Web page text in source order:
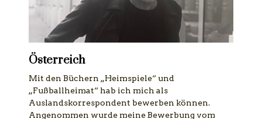
Österreich
Mit den Büchern „Heimspiele“ und
„Fußballheimat“ hab ich mich als
Auslandskorrespondent bewerben können.
Angenommen wurde meine Bewerbung vom